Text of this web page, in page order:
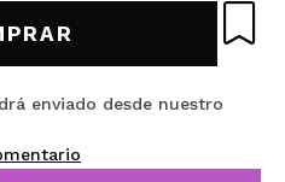
enviado desde nuestro